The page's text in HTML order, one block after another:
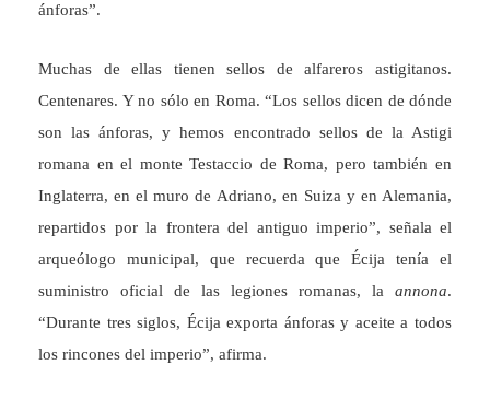
ánforas”.
Muchas de ellas tienen sellos de alfareros astigitanos.
Centenares. Y no sólo en Roma. “Los sellos dicen de dónde
son las ánforas, y hemos encontrado sellos de la Astigi
romana en el monte Testaccio de Roma, pero también en
Inglaterra, en el muro de Adriano, en Suiza y en Alemania,
repartidos por la frontera del antiguo imperio”, señala el
arqueólogo municipal, que recuerda que Écija tenía el
suministro oficial de las legiones romanas, la annona.
“Durante tres siglos, Écija exporta ánforas y aceite a todos
los rincones del imperio”, afirma.